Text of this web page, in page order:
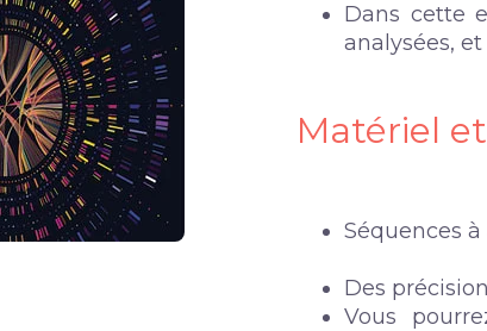
Dans cette
analysées,
Matériel
Séquences
Des
Vous